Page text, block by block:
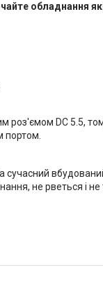
обладнання
роз'ємом DC 5.5,
портом.
сучасний
не рветься і не